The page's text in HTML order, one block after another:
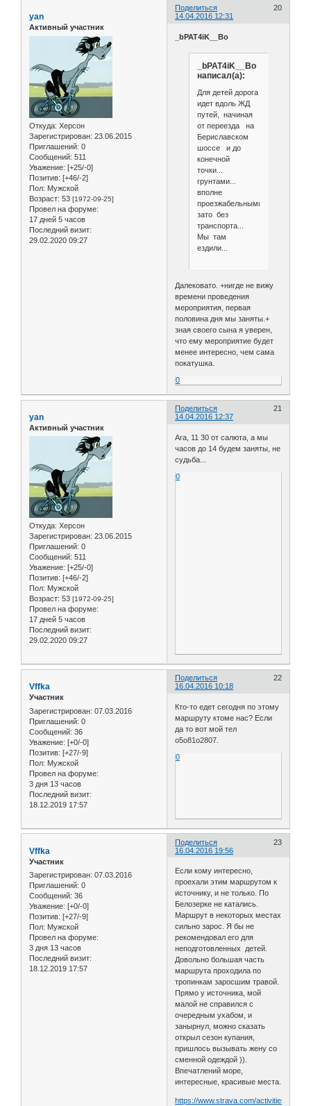
Поделиться
20
14.04.2016 12:31
yan
Активный участник
Откуда: Херсон
Зарегистрирован: 23.06.2015
Приглашений: 0
Сообщений: 511
Уважение: [+25/-0]
Позитив: [+46/-2]
Пол: Мужской
Возраст: 53 [1972-09-25]
Провел на форуме:
17 дней 5 часов
Последний визит:
29.02.2020 09:27
_bPAT4iK__Bo
_bPAT4iK__Bo
написал(а):
Для детей дорога
идет вдоль ЖД
путей, начиная
от переезда на
Бериславском
шоссе и до
конечной
точки...
грунтами...
вполне
проезжабельными...
зато без
транспорта...
Мы там
ездили...
Далековато. +нигде не вижу
времени проведения
мероприятия, первая
половина дня мы заняты.+
зная своего сына я уверен,
что ему мероприятие будет
менее интересно, чем сама
покатушка.
0
Поделиться
21
14.04.2016 12:37
yan
Активный участник
Откуда: Херсон
Зарегистрирован: 23.06.2015
Приглашений: 0
Сообщений: 511
Уважение: [+25/-0]
Позитив: [+46/-2]
Пол: Мужской
Возраст: 53 [1972-09-25]
Провел на форуме:
17 дней 5 часов
Последний визит:
29.02.2020 09:27
Ага, 11 30 от салюта, а мы
часов до 14 будем заняты, не
судьба...
0
Поделиться
22
16.04.2016 10:18
Vffka
Участник
Зарегистрирован: 07.03.2016
Приглашений: 0
Сообщений: 36
Уважение: [+0/-0]
Позитив: [+27/-9]
Пол: Мужской
Провел на форуме:
3 дня 13 часов
Последний визит:
18.12.2019 17:57
Кто-то едет сегодня по этому
маршруту ктоме нас? Если
да то вот мой тел
о5о81о2807.
0
Поделиться
23
16.04.2016 19:56
Vffka
Участник
Зарегистрирован: 07.03.2016
Приглашений: 0
Сообщений: 36
Уважение: [+0/-0]
Позитив: [+27/-9]
Пол: Мужской
Провел на форуме:
3 дня 13 часов
Последний визит:
18.12.2019 17:57
Если кому интересно,
проехали этим маршрутом к
источнику, и не только. По
Белозерке не катались.
Маршрут в некоторых местах
сильно зарос. Я бы не
рекомендовал его для
неподготовленных детей.
Довольно большая часть
маршрута проходила по
тропинкам заросшим травой.
Прямо у источника, мой
малой не справился с
очередным ухабом, и
занырнул, можно сказать
открыл сезон купания,
пришлось вызывать жену со
сменной одеждой )).
Впечатлений море,
интересные, красивые места.
https://www.strava.com/activities/